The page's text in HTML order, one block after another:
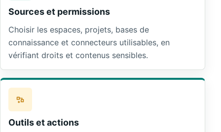
Sources et permissions
Choisir les espaces, projets, bases de
connaissance et connecteurs utilisables, en
vérifiant droits et contenus sensibles.
Outils et actions